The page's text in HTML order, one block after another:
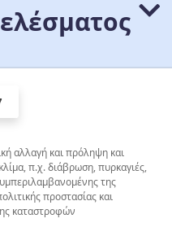
αλλαγή και πρόληψη και
π.χ. διάβρωση, πυρκαγιές,
της
προστασίας και
καταστροφών